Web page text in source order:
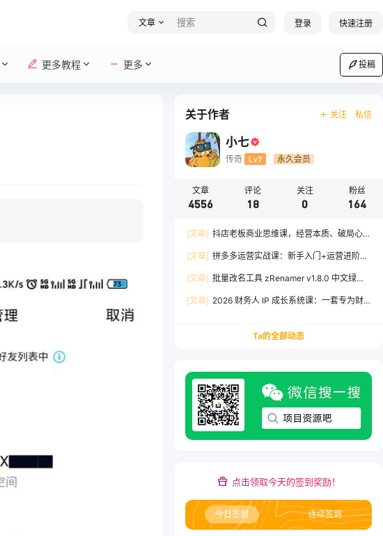
文章 登录 快速注册
更多教程 更多 投稿
关于作者 关注 私信
小七
传奇 Lv7 永久会员
文章
4556
评论
18
关注
0
粉丝
164
[文章] 抖店老板商业思维课，经营本质、破局心
增
[文章] 拼多多运营实战课：新手入门+运营进阶、
出百单
[文章] 批量改名工具 zRenamer v1.8.0 中文绿色
[文章] 2026 财务人 IP 成长系统课：一套专为财
Ta的全部动态
点击领取今天的签到奖励！
今日签到 连续签到